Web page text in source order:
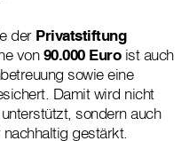
der Privatstiftung
von90.000 Euroist auch
sowie eine
Damit wird nicht
sondern auch
gestärkt.